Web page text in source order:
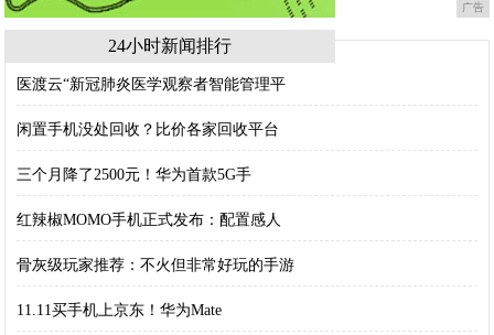
广告
24小时新闻排行
医渡云“新冠肺炎医学观察者智能管理平
闲置手机没处回收？比价各家回收平台
三个月降了2500元！华为首款5G手
红辣椒MOMO手机正式发布：配置感人
骨灰级玩家推荐：不火但非常好玩的手游
11.11买手机上京东！华为Mate